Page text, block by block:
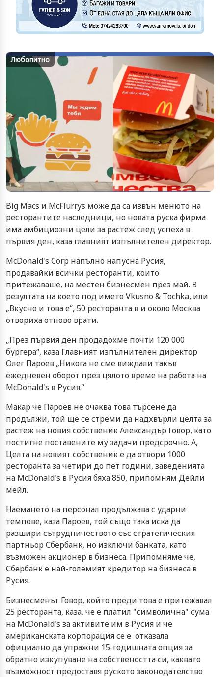
Любопитно
Big Macs и McFlurrys може да са извън менюто на
ресторантите наследници, но новата руска фирма
има амбициозни цели за растеж след успеха в
първия ден, каза главният изпълнителен директор.
McDonald's Corp напълно напусна Русия,
продавайки всички ресторанти, които
притежаваше, на местен бизнесмен през май. В
резултата на което под името Vkusno & Tochka, или
„Вкусно и това е“, 50 ресторанта в и около Москва
отвориха отново врати.
„През първия ден продадохме почти 120 000
бургера“, каза Главният изпълнителен директор
Олег Пароев „Никога не сме виждали такъв
ежедневен оборот през цялото време на работа на
McDonald's в Русия.“
Макар че Пароев не очаква това търсене да
продължи, той ще се стреми да надхвърли целта за
растеж на новия собственик Александър Говор, като
постигне поставените му задачи предсрочно. А,
Целта на новият собственик е да отвори 1000
ресторанта за четири до пет години, заведенията
на McDonald's в Русия бяха 850, припомням Дейли
мейл.
Наемането на персонал продължава с ударни
темпове, каза Пароев, той също така иска да
разшири сътрудничеството със стратегическия
партньор Сбербанк, но изключи банката, като
възможен акционер в бизнеса. Припомняме че,
Сбербанк е най-големият кредитор на бизнеса в
Русия.
Бизнесменът Говор, който преди това е притежавал
25 ресторанта, каза, че е платил "символична" сума
на McDonald's за активите им в Русия и че
американската корпорация се е отказала
официално да упражни 15-годишната опция за
обратно изкупуване на собствеността си, каквато
възможност предоставя руското законодателство